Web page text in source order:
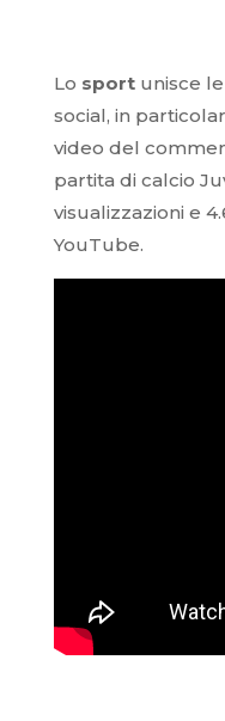
Lo sportunisce
social, in
video del
partita di calcio
visualizzazioni e
YouTube.